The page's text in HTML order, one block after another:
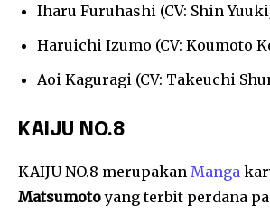
Iharu Furuhashi (CV: Shin
Haruichi Izumo (CV: Koumoto
Aoi Kaguragi (CV: Takeuchi
KAIJU NO.8
KAIJU NO.8 merupakan Manga
Matsumotoyang terbit perdana